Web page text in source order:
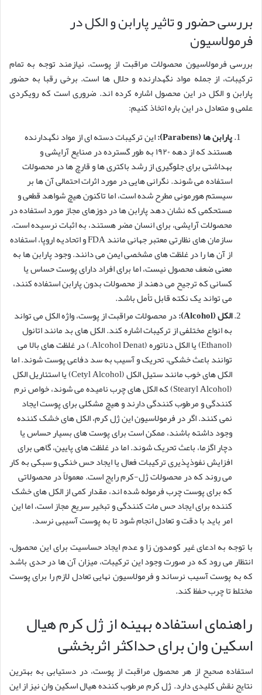
بررسی حضور و تاثیر پارابن و الکل در
فرمولاسیون
بررسی فرمولاسیون محصولات مراقبت از پوست، نیازمند توجه به تمام
ترکیبات، از جمله مواد نگهدارنده و حلال ها است. برخی رقبا به حضور
پارابن و الکل در این محصول اشاره کرده اند. ضروری است که رویکردی
علمی و متعادل در این باره اتخاذ کنیم:
پارابن ها (Parabens):
این ترکیبات دسته ای از مواد نگهدارنده
هستند که از دهه ۱۹۲۰ به طور گسترده در صنایع آرایشی و
بهداشتی برای جلوگیری از رشد باکتری ها و قارچ ها در محصولات
استفاده می شوند. نگرانی هایی در مورد اثرات احتمالی آن ها بر
سیستم هورمونی مطرح شده است، اما تاکنون هیچ شواهد قطعی و
مستحکمی که نشان دهد پارابن ها در دوزهای مجاز مورد استفاده در
محصولات آرایشی، برای انسان مضر هستند، به اثبات نرسیده است.
سازمان های نظارتی معتبر جهانی مانند FDA و اتحادیه اروپا، استفاده
از آن ها را در غلظت های مشخصی ایمن می دانند. وجود پارابن ها به
معنی ضعف محصول نیست، اما برای افراد دارای پوست حساس یا
کسانی که ترجیح می دهند از محصولات بدون پارابن استفاده کنند،
می تواند یک نکته قابل تأمل باشد.
الکل (Alcohol):
در محصولات مراقبت از پوست، واژه الکل می تواند
به انواع مختلفی از ترکیبات اشاره کند. الکل های بد مانند اتانول
(Ethanol) یا الکل دناتوره (Alcohol Denat.) در غلظت های بالا می
توانند باعث خشکی، تحریک و آسیب به سد دفاعی پوست شوند. اما
الکل های خوب مانند ستیل الکل (Cetyl Alcohol) یا استئاریل الکل
(Stearyl Alcohol) که الکل های چرب نامیده می شوند، خواص نرم
کنندگی و مرطوب کنندگی دارند و هیچ مشکلی برای پوست ایجاد
نمی کنند. اگر در فرمولاسیون این ژل کرم، الکل های خشک کننده
وجود داشته باشند، ممکن است برای پوست های بسیار حساس یا
دچار اگزما، باعث تحریک شوند. اما در غلظت های پایین، گاهی برای
افزایش نفوذپذیری ترکیبات فعال یا ایجاد حس خنکی و سبکی به کار
می روند که در محصولات ژل-کرم رایج است. معمولاً در محصولاتی
که برای پوست چرب فرموله شده اند، مقدار کمی از الکل های خشک
کننده برای ایجاد حس مات کنندگی و تبخیر سریع مجاز است، اما این
امر باید با دقت و تعادل انجام شود تا به پوست آسیبی نرسد.
با توجه به ادعای غیر کومدون زا و عدم ایجاد حساسیت برای این محصول،
انتظار می رود که در صورت وجود این ترکیبات، میزان آن ها در حدی باشد
که به پوست آسیب نرساند و فرمولاسیون نهایی تعادل لازم را برای پوست
مختلط تا چرب حفظ کند.
راهنمای استفاده بهینه از ژل کرم هیال
اسکین وان برای حداکثر اثربخشی
استفاده صحیح از هر محصول مراقبت از پوست، در دستیابی به بهترین
نتایج نقش کلیدی دارد. ژل کرم مرطوب کننده هیال اسکین وان نیز از این